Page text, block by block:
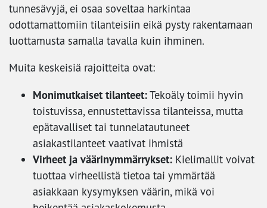
tunnesävyjä, ei osaa soveltaa harkintaa
odottamattomiin tilanteisiin eikä pysty rakentamaan
luottamusta samalla tavalla kuin ihminen.
Muita keskeisiä rajoitteita ovat:
Monimutkaiset tilanteet:Tekoäly toimii hyvin
toistuvissa, ennustettavissa tilanteissa, mutta
epätavalliset tai tunnelatautuneet
asiakastilanteet vaativat ihmistä
Virheet ja väärinymmärrykset: Kielimallit voivat
tuottaa virheellistä tietoa tai ymmärtää
asiakkaan kysymyksen väärin, mikä voi